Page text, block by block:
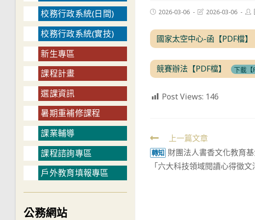
Post2026-03-06
Post2026-03-06
國家太空中心-函【PDF檔】
競賽辦法【PDF檔】 下載【
Post Views: 146
Read
more
articles
上一篇文章
轉知 財團法人書香文化教育
「六大科技領域閱讀心得徵文
校務行政系統(日間)
校務行政系統(實技)
新生專區
課程計畫
選課資訊
暑期重補修課程
課業輔導
課程諮詢專區
戶外教育填報專區
公務網站